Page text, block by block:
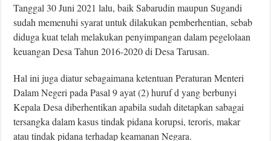
Tanggal 30 Juni 2021 lalu, baik Sabarudin maupun Sugandi
sudah memenuhi syarat untuk dilakukan pemberhentian, sebab
diduga kuat telah melakukan penyimpangan dalam pegelolaan
keuangan Desa Tahun 2016-2020 di Desa Tarusan.
Hal ini juga diatur sebagaimana ketentuan Peraturan Menteri
Dalam Negeri pada Pasal 9 ayat (2) huruf d yang berbunyi
Kepala Desa diberhentikan apabila sudah ditetapkan sabagai
tersangka dalam kasus tindak pidana korupsi, teroris, makar
atau tindak pidana terhadap keamanan Negara.